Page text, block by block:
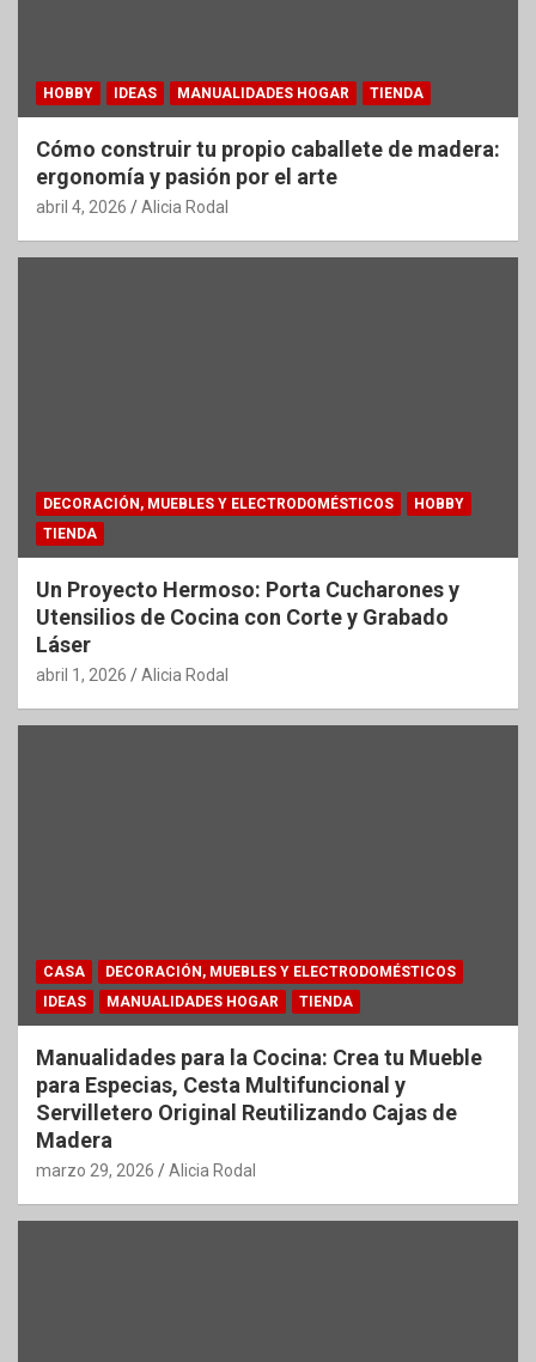
HOBBY IDEAS MANUALIDADES HOGAR TIENDA
Cómo construir tu propio caballete de madera:
ergonomía y pasión por el arte
abril 4, 2026 Alicia Rodal
DECORACIÓN, MUEBLES Y ELECTRODOMÉSTICOS
HOBBY
TIENDA
Un Proyecto Hermoso: Porta Cucharones y
Utensilios de Cocina con Corte y Grabado
Láser
abril 1, 2026 Alicia Rodal
CASA
DECORACIÓN, MUEBLES Y ELECTRODOMÉSTICOS
IDEAS
MANUALIDADES HOGAR TIENDA
Manualidades para la Cocina: Crea tu Mueble
para Especias, Cesta Multifuncional y
Servilletero Original Reutilizando Cajas de
Madera
marzo 29, 2026 Alicia Rodal